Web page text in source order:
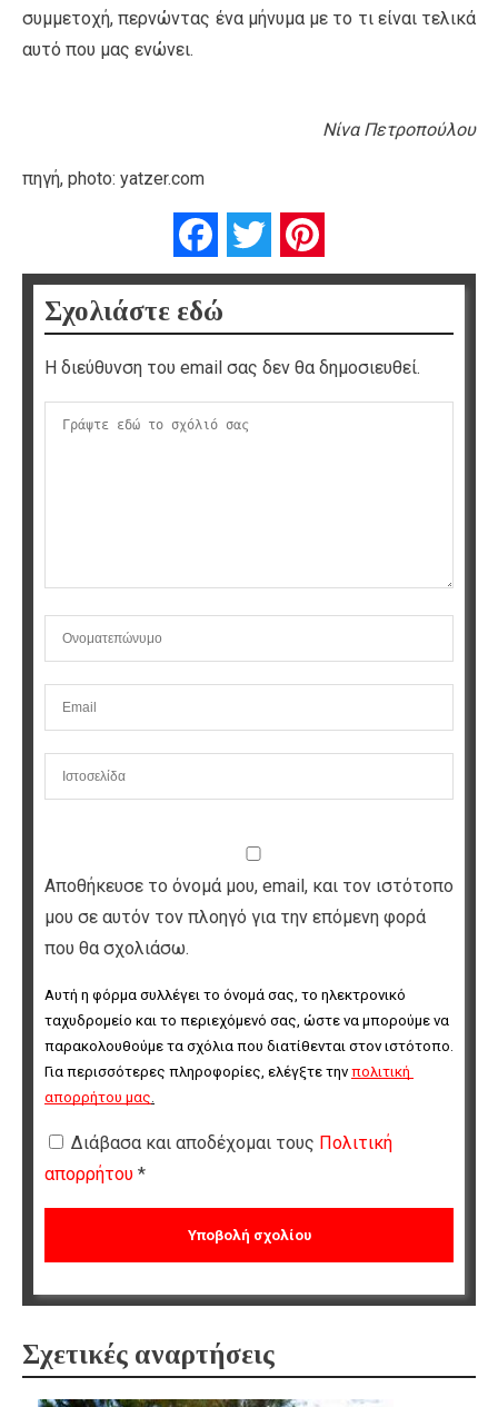
συμμετοχή, περνώντας ένα μήνυμα με το τι είναι τελικά
αυτό που μας ενώνει.
Νίνα Πετροπούλου
πηγή, photo: yatzer.com
FacebookTwitter
Σχολιάστε εδώ
Η διεύθυνση του email σας δεν θα δημοσιευθεί.
Αποθήκευσε το όνομά μου, email, και τον ιστότοπο
μου σε αυτόν τον πλοηγό για την επόμενη φορά
που θα σχολιάσω.
Αυτή η φόρμα συλλέγει το όνομά σας, το ηλεκτρονικό
ταχυδρομείο και το περιεχόμενό σας, ώστε να μπορούμε να
παρακολουθούμε τα σχόλια που διατίθενται στον ιστότοπο.
Για περισσότερες πληροφορίες, ελέγξτε την πολιτική
απορρήτου μας
Διάβασα και αποδέχομαι τους Πολιτική
απορρήτου *
Σχετικές αναρτήσεις